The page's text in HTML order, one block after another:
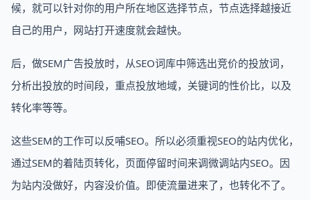
候，就可以针对你的用户所在地区选择节点，节点选择越接近
自己的用户，网站打开速度就会越快。
后，做SEM广告投放时，从SEO词库中筛选出竞价的投放词，
分析出投放的时间段，重点投放地域，关键词的性价比，以及
转化率等等。
这些SEM的工作可以反哺SEO。所以必须重视SEO的站内优化，
通过SEM的着陆页转化，页面停留时间来调微调站内SEO。因
为站内没做好，内容没价值。即使流量进来了，也转化不了。